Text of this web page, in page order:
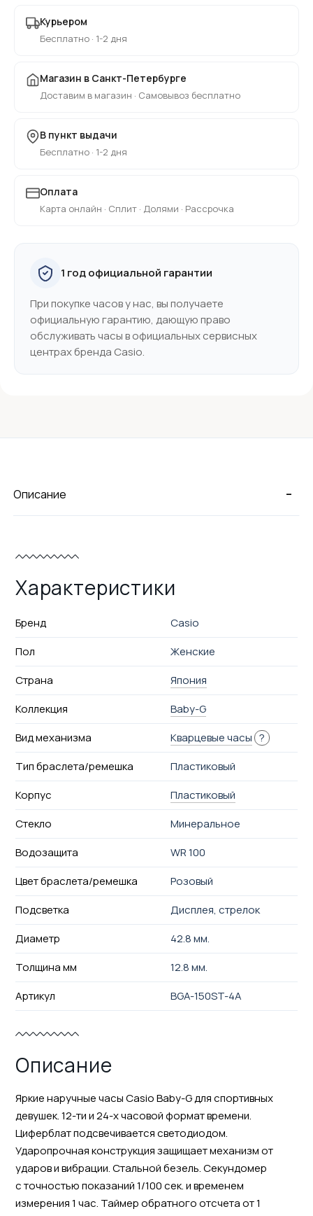
Курьером
Бесплатно · 1-2 дня
Магазин в Санкт-Петербурге
Доставим в магазин · Самовывоз бесплатно
В пункт выдачи
Бесплатно · 1-2 дня
Оплата
Карта онлайн · Сплит · Долями · Рассрочка
1 год официальной гарантии
При покупке часов у нас, вы получаете
официальную гарантию, дающую право
обслуживать часы в официальных сервисных
центрах бренда Casio.
-
Описание
Характеристики
Бренд
Casio
Пол
Женские
Страна
Япония
Коллекция
Baby-G
Вид механизма
Кварцевые часы ?
Тип браслета/ремешка
Пластиковый
Корпус
Пластиковый
Стекло
Минеральное
Водозащита
WR 100
Цвет браслета/ремешка
Розовый
Подсветка
Дисплея, стрелок
Диаметр
42.8 мм.
Толщина мм
12.8 мм.
Артикул
BGA-150ST-4A
Описание
Яркие наручные часы Casio Baby-G для спортивных
девушек. 12-ти и 24-х часовой формат времени.
Циферблат подсвечивается светодиодом.
Ударопрочная конструкция защищает механизм от
ударов и вибрации. Стальной безель. Секундомер
с точностью показаний 1/100 сек. и временем
измерения 1 час. Таймер обратного отсчета от 1